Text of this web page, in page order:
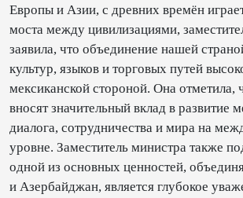
Европы и Азии, с древних времён
моста между цивилизациями,
заявила, что объединение нашей
культур, языков и торговых путей
мексиканской стороной. Она отметила,
вносят значительный вклад в развитие
диалога, сотрудничества и мира на
уровне. Заместитель министра также
одной из основных ценностей,
и Азербайджан, является глубокое